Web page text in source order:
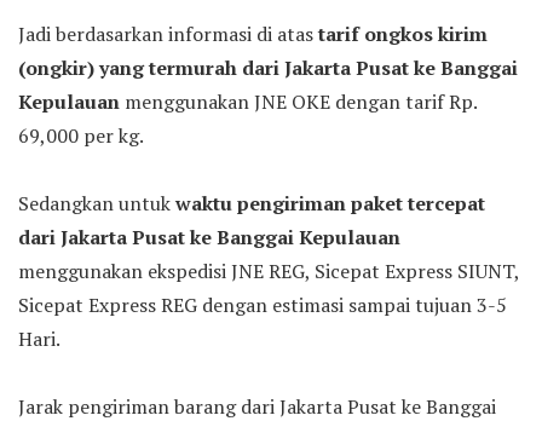
Jadi berdasarkan informasi di atastarif ongkos kirim
(ongkir) yang termurah dari Jakarta Pusat ke Banggai
Kepulauan menggunakan JNE OKE dengan tarif Rp.
69,000 per kg.
Sedangkan untukwaktu pengiriman paket tercepat
dari Jakarta Pusat ke Banggai Kepulauan
menggunakan ekspedisi JNE REG, Sicepat Express SIUNT,
Sicepat Express REG dengan estimasi sampai tujuan 3-5
Hari.
Jarak pengiriman barang dari Jakarta Pusat ke Banggai